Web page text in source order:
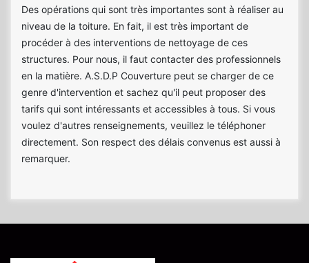
Des opérations qui sont très importantes sont à réaliser au
niveau de la toiture. En fait, il est très important de
procéder à des interventions de nettoyage de ces
structures. Pour nous, il faut contacter des professionnels
en la matière. A.S.D.P Couverture peut se charger de ce
genre d'intervention et sachez qu'il peut proposer des
tarifs qui sont intéressants et accessibles à tous. Si vous
voulez d'autres renseignements, veuillez le téléphoner
directement. Son respect des délais convenus est aussi à
remarquer.